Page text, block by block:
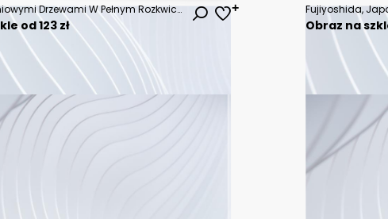
Ławki Pod Wiśniowymi Drzewami W Pełnym Rozkwicie Podczas Hanami Wzdłuż Stawu Shinobazu W Parku Ueno, Park W Pobliżu Stacji Ueno, Centralny Tokio - Park Ueno Jest Uważany Za Najlepsze Miejsce W Tokio Na Kwitnącą Wiśnię
od 123 zł Obraz na